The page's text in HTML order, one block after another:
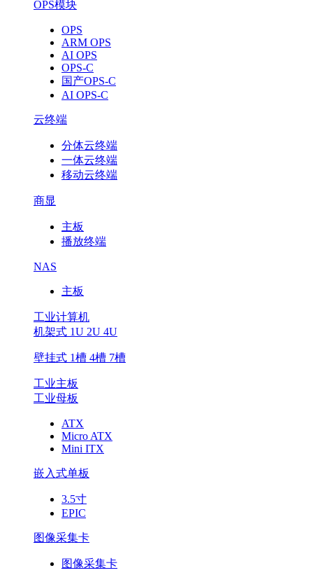
OPS模块
OPS
ARM OPS
AI OPS
OPS-C
国产OPS-C
AI OPS-C
云终端
分体云终端
一体云终端
移动云终端
商显
主板
播放终端
NAS
主板
工业计算机
机架式 1U 2U 4U
壁挂式 1槽 4槽 7槽
工业主板
工业母板
ATX
Micro ATX
Mini ITX
嵌入式单板
3.5寸
EPIC
图像采集卡
图像采集卡